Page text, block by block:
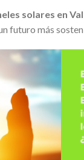
solares en
futuro más